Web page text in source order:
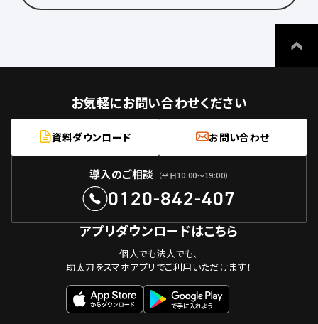
お気軽にお問い合わせください
資料ダウンロード お問い合わせ
導入のご相談 （平日10:00〜19:00）
0120-842-407
アプリダウンロードはこちら
個人でも法人でも、
助太刀をスマホアプリでご利用いただけます！